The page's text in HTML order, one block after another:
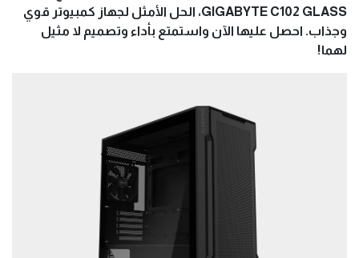
GIGABYTE C102 GLASS، الحل الأمثل لجهاز كمبيوتر قوي
وجذاب. احصل عليها الآن واستمتع بأداء وتصميم لا مثيل
لهما!